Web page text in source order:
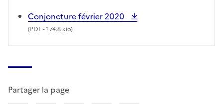
Conjoncture février 2020
(PDF- 174.8 kio)
Partager la page